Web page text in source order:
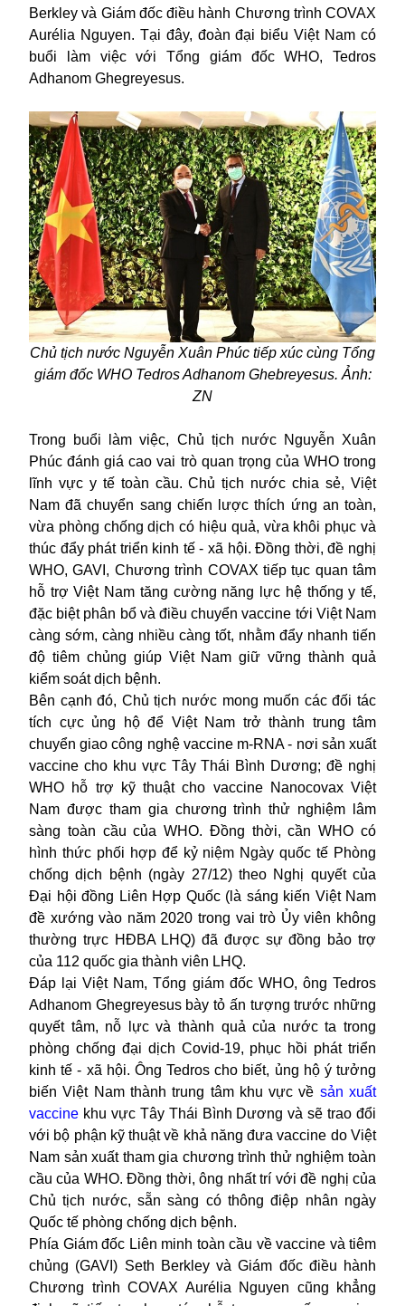
Berkley và Giám đốc điều hành Chương trình COVAX
Aurélia Nguyen. Tại đây, đoàn đại biểu Việt Nam có
buổi làm việc với Tổng giám đốc WHO, Tedros
Adhanom Ghegreyesus.
Chủ tịch nước Nguyễn Xuân Phúc tiếp xúc cùng Tổng
giám đốc WHO Tedros Adhanom Ghebreyesus. Ảnh:
ZN
Trong buổi làm việc, Chủ tịch nước Nguyễn Xuân
Phúc đánh giá cao vai trò quan trọng của WHOtrong
lĩnh vực y tế toàn cầu. Chủ tịch nước chia sẻ, Việt
Nam đã chuyển sang chiến lược thích ứng an toàn,
vừa phòng chống dịch có hiệu quả, vừa khôi phục và
thúc đẩy phát triển kinh tế - xã hội. Đồng thời, đề nghị
WHO, GAVI, Chương trình COVAX tiếp tục quan tâm
hỗ trợ Việt Nam tăng cường năng lực hệ thống y tế,
đặc biệt phân bổ và điều chuyển vaccine tới Việt Nam
càng sớm, càng nhiều càng tốt, nhằm đẩy nhanh tiến
độ tiêm chủng giúp Việt Nam giữ vững thành quả
kiểm soát dịch bệnh.
Bên cạnh đó, Chủ tịch nước mong muốn các đối tác
tích cực ủng hộ để Việt Nam trở thành trung tâm
chuyển giao công nghệ vaccine m-RNA - nơi sản xuất
vaccine cho khu vực Tây Thái Bình Dương; đề nghị
WHO hỗ trợ kỹ thuật cho vaccine Nanocovax Việt
Nam được tham gia chương trình thử nghiệm lâm
sàng toàn cầu của WHO. Đồng thời, cần WHO có
hình thức phối hợp để kỷ niệm Ngày quốc tế Phòng
chống dịch bệnh (ngày 27/12) theo Nghị quyết của
Đại hội đồng Liên Hợp Quốc (là sáng kiến Việt Nam
đề xướng vào năm 2020 trong vai trò Ủy viên không
thường trực HĐBA LHQ) đã được sự đồng bảo trợ
của 112 quốc gia thành viên LHQ.
Đáp lại Việt Nam, Tổng giám đốc WHO, ông Tedros
Adhanom Ghegreyesus bày tỏ ấn tượng trước những
quyết tâm, nỗ lực và thành quả của nước ta trong
phòng chống đại dịch Covid-19, phục hồi phát triển
kinh tế - xã hội. Ông Tedros cho biết, ủng hộ ý tưởng
biến Việt Nam thành trung tâm khu vực về sản xuất
vaccine khu vực Tây Thái Bình Dương và sẽ trao đổi
với bộ phận kỹ thuật về khả năng đưa vaccine do Việt
Nam sản xuất tham gia chương trình thử nghiệm toàn
cầu của WHO. Đồng thời, ông nhất trí với đề nghị của
Chủ tịch nước, sẵn sàng có thông điệp nhân ngày
Quốc tế phòng chống dịch bệnh.
Phía Giám đốc Liên minh toàn cầu về vaccine và tiêm
chủng (GAVI) Seth Berkley và Giám đốc điều hành
Chương trình COVAX Aurélia Nguyen cũng khẳng